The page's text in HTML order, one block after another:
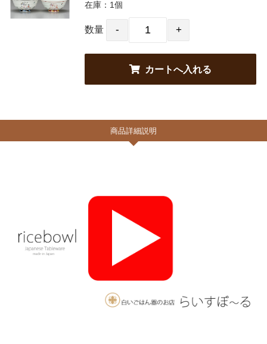
在庫：1個
数量
商品詳細説明